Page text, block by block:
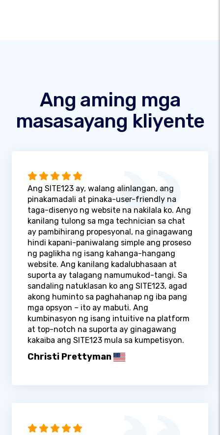
Ang aming mga
masasayang kliyente
Ang SITE123 ay, walang alinlangan, ang
pinakamadali at pinaka-user-friendly na
taga-disenyo ng website na nakilala ko. Ang
kanilang tulong sa mga technician sa chat
ay pambihirang propesyonal, na ginagawang
hindi kapani-paniwalang simple ang proseso
ng paglikha ng isang kahanga-hangang
website. Ang kanilang kadalubhasaan at
suporta ay talagang namumukod-tangi. Sa
sandaling natuklasan ko ang SITE123, agad
akong huminto sa paghahanap ng iba pang
mga opsyon – ito ay mabuti. Ang
kumbinasyon ng isang intuitive na platform
at top-notch na suporta ay ginagawang
kakaiba ang SITE123 mula sa kumpetisyon.
Christi Prettyman